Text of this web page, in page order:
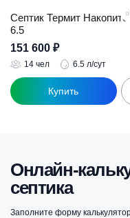
Септик Термит
6.5
151 600 ₽
14 чел 6.5 л/сут
Онлайн-
септика
Заполните форму